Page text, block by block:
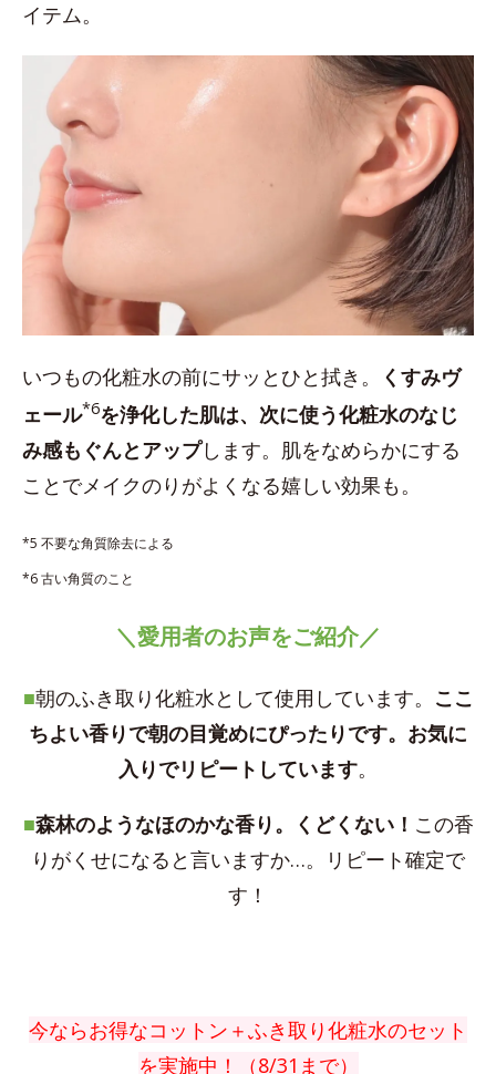
イテム。
いつもの化粧水の前にサッとひと拭き。
くすみヴ
ェール*6を浄化した肌は、次に使う化粧水のなじ
み感もぐんとアップします。肌をなめらかにする
ことでメイクのりがよくなる嬉しい効果も。
*5 不要な角質除去による
*6 古い角質のこと
＼愛用者のお声をご紹介／
■朝のふき取り化粧水として使用しています。 ここ
ちよい香りで朝の目覚めにぴったりです。お気に
入りでリピートしています。
■森林のようなほのかな香り。くどくない！ この香
りがくせになると言いますか…。リピート確定で
す！
今ならお得なコットン＋ふき取り化粧水のセット
を実施中！（8/31まで）